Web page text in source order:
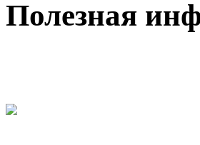
Полезная